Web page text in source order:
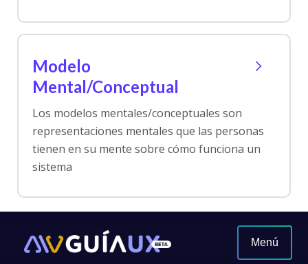
Menú
Modelo
Mental/Conceptual
Los modelos mentales/conceptuales son
representaciones mentales que las personas
tienen en su mente sobre cómo funciona un
sistema